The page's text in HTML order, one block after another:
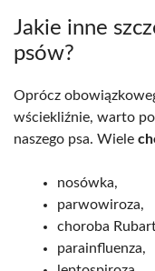
Jakie inne
psów?
Oprócz
wściekliźnie, warto
naszego psa. Wiele
nosówka,
parwowiroza,
choroba
parainfluenza,